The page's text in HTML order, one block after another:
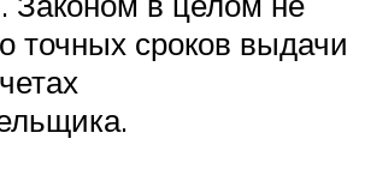
точных сроков выдачи